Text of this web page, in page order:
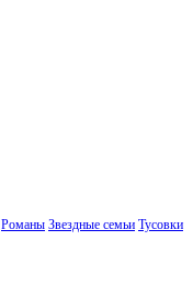
Романы Звездные семьи Тусовки